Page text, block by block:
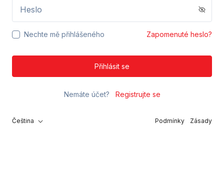
Heslo
Nechte mě přihlášeného Zapomenuté heslo?
Přihlásit se
Nemáte účet? Registrujte se
Čeština Podmínky Zásady